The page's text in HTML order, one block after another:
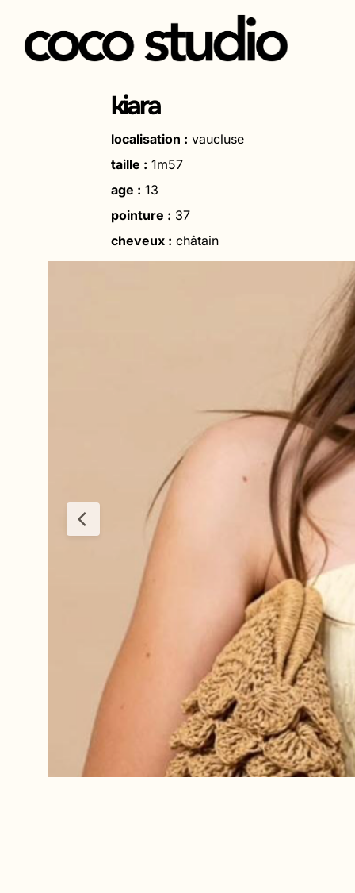
Aller
kiara
localisation : vaucluse
taille : 1m57
age : 13
pointure : 37
cheveux : châtain